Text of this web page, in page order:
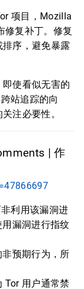
项目，Mozilla
修复补丁。修复
序，避免暴露
使看似无害的
站追踪的向
注必要性。
| 作
利用该漏洞进
漏洞进行指纹
预期行为，所
Tor 用户通常禁